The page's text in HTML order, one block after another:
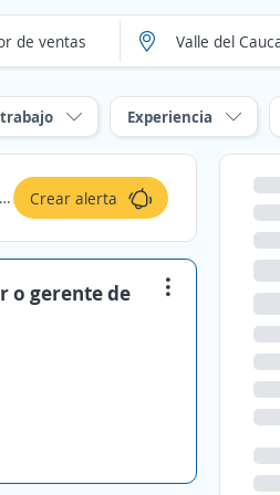
Experiencia
Crear alerta
o gerente de